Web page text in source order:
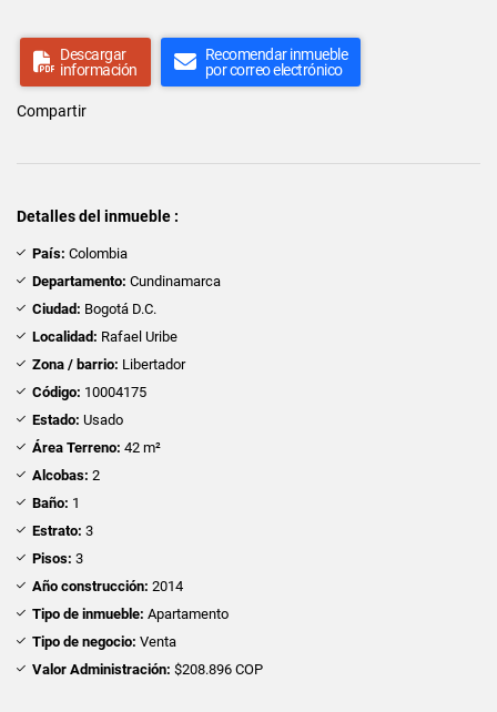
Descargar
información
Recomendar inmueble
por correo electrónico
Compartir
Detalles del inmueble :
País: Colombia
Departamento: Cundinamarca
Ciudad: Bogotá D.C.
Localidad: Rafael Uribe
Zona / barrio: Libertador
Código: 10004175
Estado: Usado
Área Terreno: 42 m²
Alcobas: 2
Baño: 1
Estrato: 3
Pisos: 3
Año construcción: 2014
Tipo de inmueble: Apartamento
Tipo de negocio: Venta
Valor Administración: $208.896 COP